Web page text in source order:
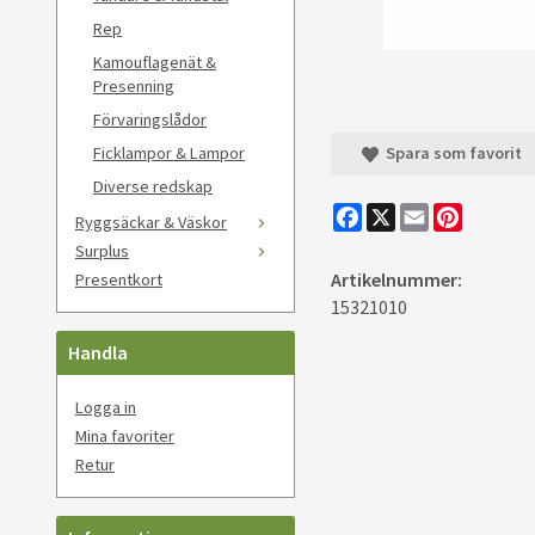
Rep
Kamouflagenät &
Presenning
Förvaringslådor
Ficklampor & Lampor
Diverse redskap
Ryggsäckar & Väskor
Surplus
Presentkort
Handla
Logga in
Mina favoriter
Retur
Spara som favorit
Facebook
X Email
Artikelnummer:
15321010